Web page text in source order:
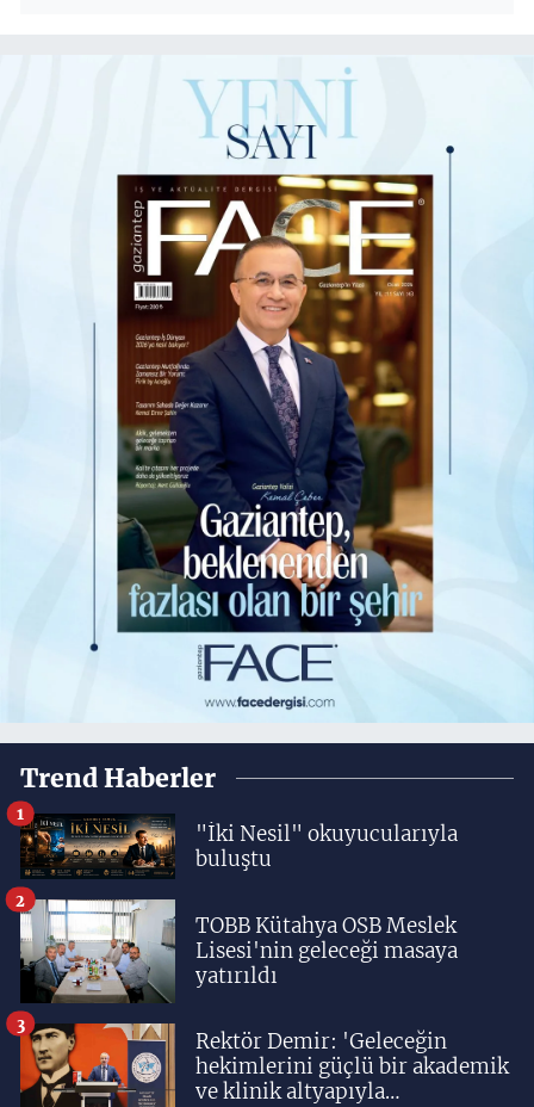
Trend Haberler
"İki Nesil" okuyucularıyla
buluştu
1
TOBB Kütahya OSB Meslek
Lisesi'nin geleceği masaya
yatırıldı
2
Rektör Demir: 'Geleceğin
hekimlerini güçlü bir akademik
ve klinik altyapıyla
3